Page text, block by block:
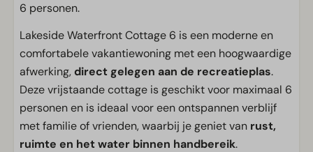
6 personen.
Lakeside Waterfront Cottage 6 is een moderne en
comfortabele vakantiewoning met een hoogwaardige
afwerking,direct gelegen aan de recreatieplas.
Deze vrijstaande cottage is geschikt voor maximaal 6
personen en is ideaal voor een ontspannen verblijf
met familie of vrienden, waarbij je geniet van rust,
ruimte en het water binnen handbereik.